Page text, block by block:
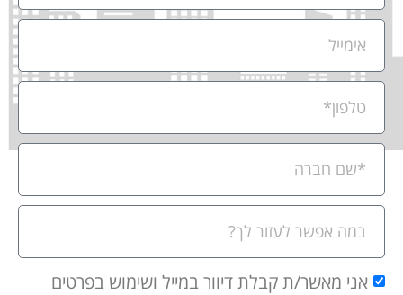
אני מאשר/ת קבלת דיוור במייל ושימוש בפרטים